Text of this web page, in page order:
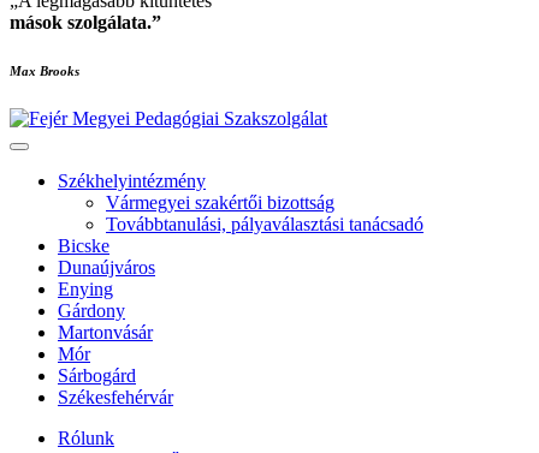
mások szolgálata.”
Max Brooks
Székhelyintézmény
Vármegyei szakértői bizottság
Továbbtanulási, pályaválasztási tanácsadó
Bicske
Dunaújváros
Enying
Gárdony
Martonvásár
Mór
Sárbogárd
Székesfehérvár
Rólunk